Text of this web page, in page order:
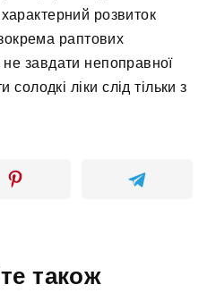
розвиток
раптових
завдати непоправної
ліки слід тільки з
також